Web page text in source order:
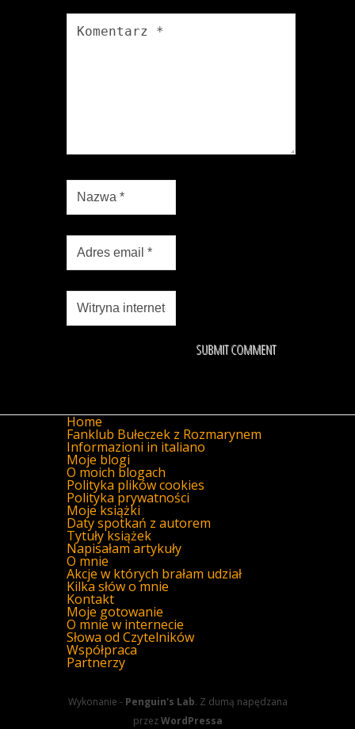
Home
Fanklub Bułeczek z Rozmarynem
Informazioni in italiano
Moje blogi
O moich blogach
Polityka plików cookies
Polityka prywatności
Moje książki
Daty spotkań z autorem
Tytuły książek
Napisałam artykuły
O mnie
Akcje w których brałam udział
Kilka słów o mnie
Kontakt
Moje gotowanie
O mnie w internecie
Słowa od Czytelników
Współpraca
Partnerzy
Wykonanie - Penguin's Lab. Z dumą napędzana
przezWordPressa